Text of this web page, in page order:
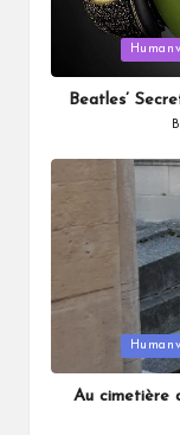
in
Beatles’
in
Au cimetière